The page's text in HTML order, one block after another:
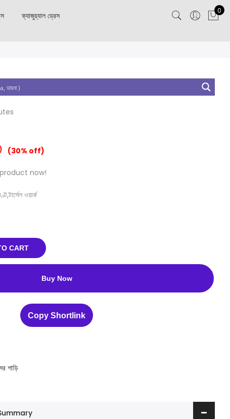
ক্যাজুয়্যাল ড্রেস
0
(30% off)
now!
ওয়ার্ক
CART
Buy Now
Copy Shortlink
শাড়ি